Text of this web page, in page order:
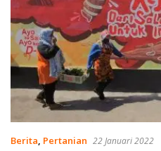
Berita, Pertanian 22 Januari 2022